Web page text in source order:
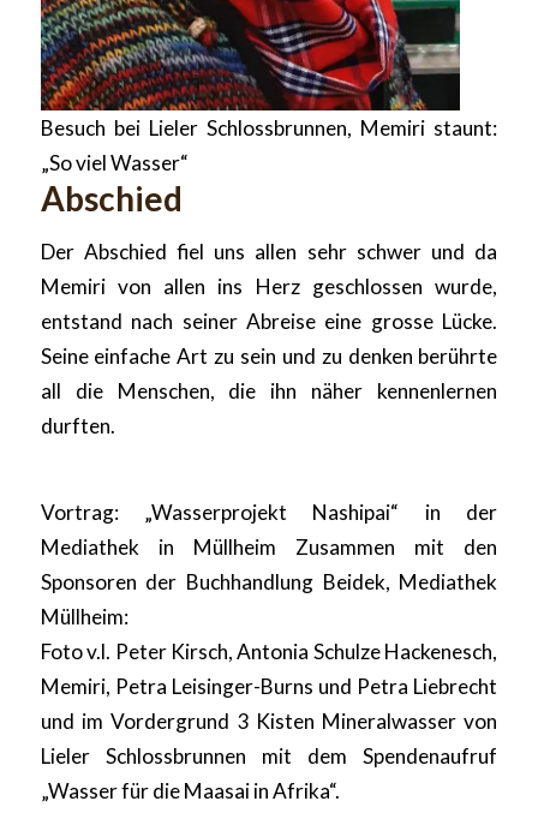
Besuch bei Lieler Schlossbrunnen, Memiri staunt:
„So viel Wasser“
Abschied
Der Abschied fiel uns allen sehr schwer und da
Memiri von allen ins Herz geschlossen wurde,
entstand nach seiner Abreise eine grosse Lücke.
Seine einfache Art zu sein und zu denken berührte
all die Menschen, die ihn näher kennenlernen
durften.
Vortrag: „Wasserprojekt Nashipai“ in der
Mediathek in Müllheim Zusammen mit den
Sponsoren der Buchhandlung Beidek, Mediathek
Müllheim:
Foto v.l. Peter Kirsch, Antonia Schulze Hackenesch,
Memiri, Petra Leisinger-Burns und Petra Liebrecht
und im Vordergrund 3 Kisten Mineralwasser von
Lieler Schlossbrunnen mit dem Spendenaufruf
„Wasser für die Maasai in Afrika“.